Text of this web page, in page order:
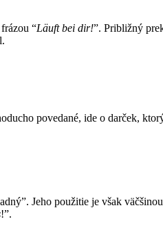
“Läuft bei dir!”. Približný
povedané, ide o darček,
Jeho použitie je však
!”.